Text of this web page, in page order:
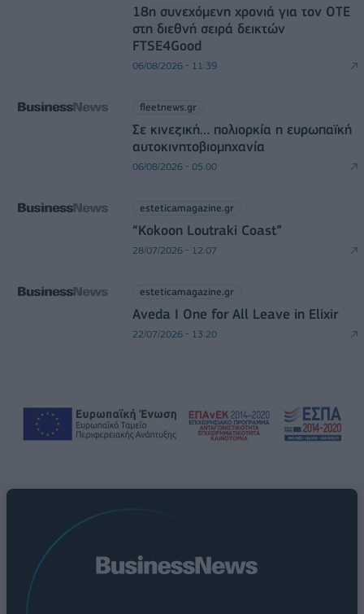
18η συνεχόμενη χρονιά για τον ΟΤΕ
στη διεθνή σειρά δεικτών
FTSE4Good
06/08/2026 - 11:39
fleetnews.gr
Σε κινεζική… πολιορκία η ευρωπαϊκή
αυτοκινητοβιομηχανία
06/08/2026 - 05:00
esteticamagazine.gr
“Kokoon Loutraki Coast”
28/07/2026 - 12:07
esteticamagazine.gr
Aveda I One for All Leave in Elixir
22/07/2026 - 13:20